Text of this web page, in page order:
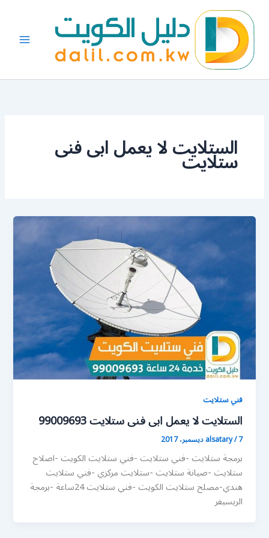
المحتوى
الستلايت لا يعمل ابى فنى
ستلايت
فني ستلايت
الستلايت لا يعمل ابى فنى ستلايت 99009693
alsatary/7 ديسمبر، 2017
برمجة ستلايت -فني ستلايت -فني ستلايت الكويت -اصلاح
ستلايت -صيانة ستلايت -ستلايت مركزي -فني ستلايت
هندي-مصلح ستلايت الكويت -فني ستلايت 24ساعة -برمجة
الريسيفر